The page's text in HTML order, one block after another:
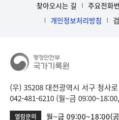
찾아오시는 길 주요전화
개인정보처리방침
(우) 35208 대전광역시 서구 청사
042-481-6210 (월~금
열람문의 월~금 09:00~18:00(